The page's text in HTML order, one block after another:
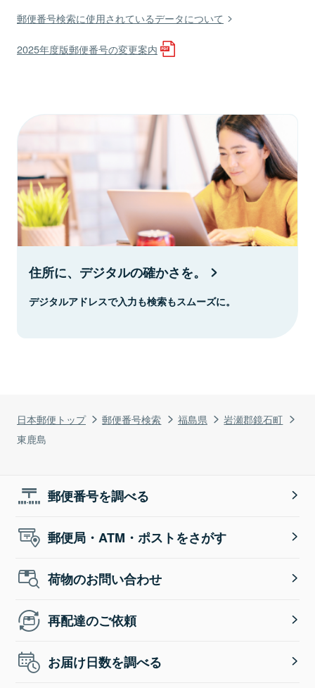
日本郵便トップ 郵便番号検索 福島県
岩瀬郡鏡石町
東鹿島
郵便番号検索に使用されているデータについて
2025年度版郵便番号の変更案内
住所に、デジタルの確かさを。
デジタルアドレスで入力も検索もスムーズに。
郵便番号を調べる
郵便局・ATM・ポストをさがす
荷物のお問い合わせ
再配達のご依頼
お届け日数を調べる